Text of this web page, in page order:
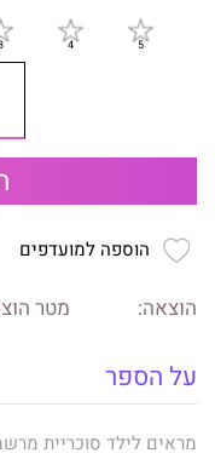
הוספה למועדפים
הוצאה: מטר
על הספר
מראים לילד סוכריית